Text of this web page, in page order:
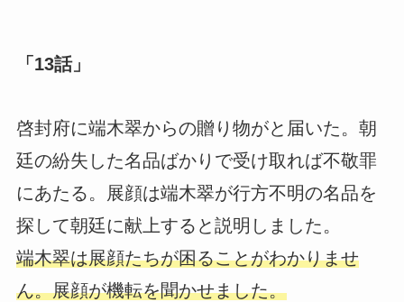
「13話」
啓封府に端木翠からの贈り物がと届いた。朝
廷の紛失した名品ばかりで受け取れば不敬罪
にあたる。展顔は端木翠が行方不明の名品を
探して朝廷に献上すると説明しました。
端木翠は展顔たちが困ることがわかりませ
ん。展顔が機転を聞かせました。